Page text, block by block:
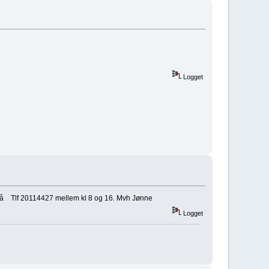
Logget
Tlf 20114427 mellem kl 8 og 16. Mvh Jønne
Logget